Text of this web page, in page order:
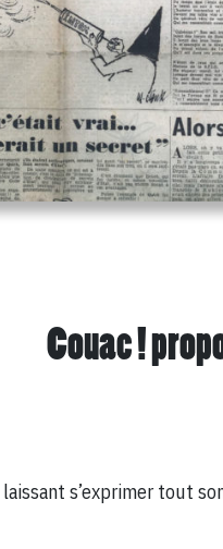
Couac !
s’exprimer tout